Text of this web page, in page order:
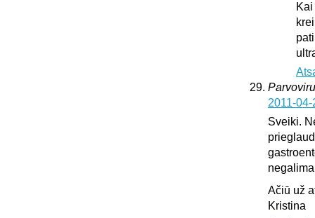
2011-
Sveiki.
Ačiū už
Kristina